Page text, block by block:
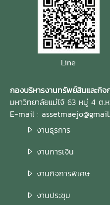
Line
กองบริหารงานทรัพย์สินและกิ
มหาวิทยาลัยแม่โจ้ 63 หมู่ 4 ต.
E-mail :
งานธุรกา
งานการเ
งานกิจการพิ
งานประ